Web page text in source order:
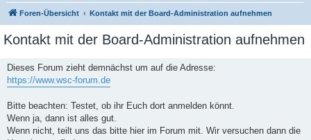
Foren-Übersicht Kontakt mit der Board-Administration aufnehmen
Kontakt mit der Board-Administration aufnehmen
Dieses Forum zieht demnächst um auf die Adresse:
https://www.wsc-forum.de
Bitte beachten: Testet, ob ihr Euch dort anmelden könnt.
Wenn ja, dann ist alles gut.
Wenn nicht, teilt uns das bitte hier im Forum mit. Wir versuchen dann die